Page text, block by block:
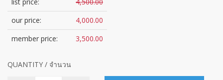
our price:
4,000.00
member price:
3,500.00
QUANTITY / จำนวน